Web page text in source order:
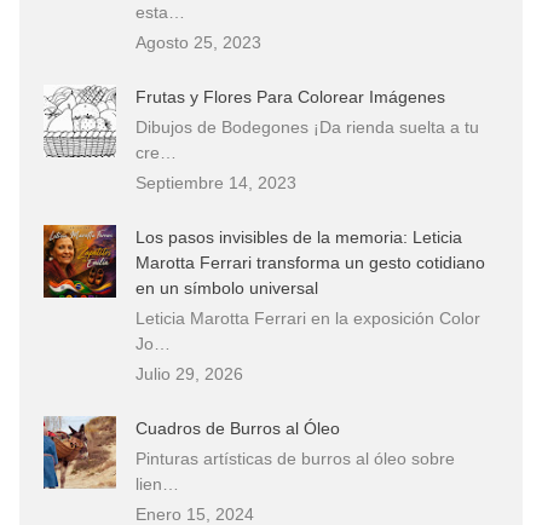
esta…
Agosto 25, 2023
Frutas y Flores Para Colorear Imágenes
Dibujos de Bodegones ¡Da rienda suelta a tu
cre…
Septiembre 14, 2023
Los pasos invisibles de la memoria: Leticia
Marotta Ferrari transforma un gesto cotidiano
en un símbolo universal
Leticia Marotta Ferrari en la exposición Color
Jo…
Julio 29, 2026
Cuadros de Burros al Óleo
Pinturas artísticas de burros al óleo sobre
lien…
Enero 15, 2024